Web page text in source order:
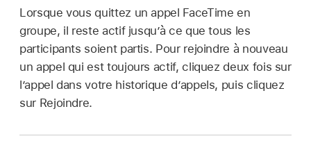
Lorsque vous quittez un appel FaceTime en
groupe, il reste actif jusqu’à ce que tous les
participants soient partis. Pour rejoindre à nouveau
un appel qui est toujours actif, cliquez deux fois sur
l’appel dans votre historique d’appels, puis cliquez
sur Rejoindre.